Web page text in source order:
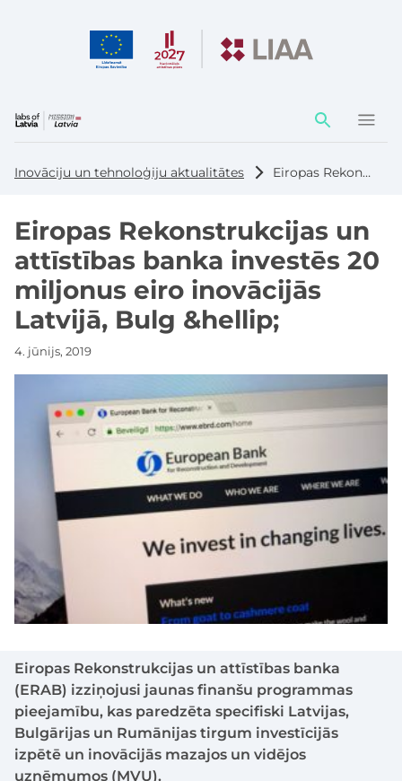
Darbības
elementi
Inovāciju un tehnoloģiju aktualitātes Eiropas Rekonstrukcijas un attīstības banka investēs 20 miljonus eiro inovācijās Latvijā, Bulg &hellip;
Eiropas Rekonstrukcijas un
attīstības banka investēs 20
miljonus eiro inovācijās
Latvijā, Bulg &hellip;
4. jūnijs, 2019
Eiropas Rekonstrukcijas un attīstības banka
(ERAB) izziņojusi jaunas finanšu programmas
pieejamību, kas paredzēta specifiski Latvijas,
Bulgārijas un Rumānijas tirgum investīcijās
izpētē un inovācijās mazajos un vidējos
uzņēmumos (MVU).